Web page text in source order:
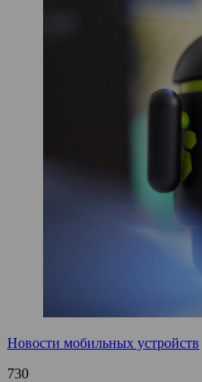
Новости мобильных устройств
730